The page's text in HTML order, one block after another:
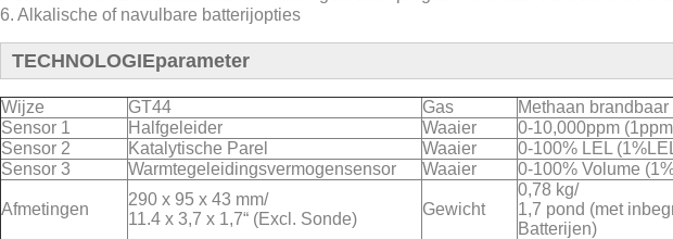
6. Alkalische of navulbare batterijopties
TECHNOLOGIEparameter
Wijze GT44 Gas
Methaan brandbaar
Sensor 1
Halfgeleider Waaier
0-10,000ppm
Sensor 2
Katalytische Parel Waaier
0-100% LEL
Sensor 3
Warmtegeleidingsvermogensensor Waaier 0-100% Volume
Afmetingen
290 x 95 x 43 mm/
11.4 x 3,7 x 1,7“ (Excl. Sonde)
Gewicht
0,78 kg/
1,7 pond (met
Batterijen)